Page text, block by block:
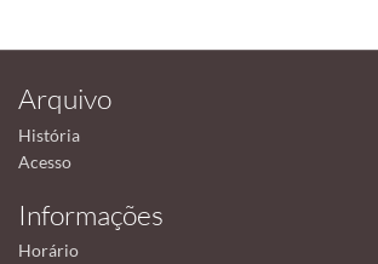
Arquivo
História
Acesso
Informações
Horário